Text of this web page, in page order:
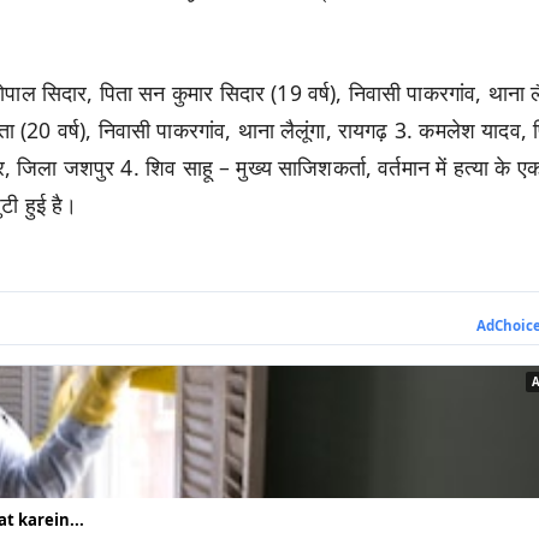
सिदार, पिता सन कुमार सिदार (19 वर्ष), निवासी पाकरगांव, थाना
(20 वर्ष), निवासी पाकरगांव, थाना लैलूंगा, रायगढ़ 3. कमलेश यादव,
जिला जशपुर 4. शिव साहू – मुख्य साजिशकर्ता, वर्तमान में हत्या के
हुई है।
karein...